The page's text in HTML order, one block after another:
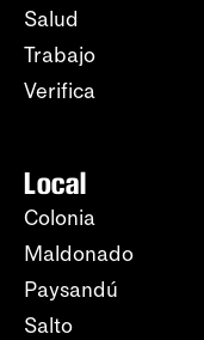
Salud
Trabajo
Verifica
Local
Colonia
Maldonado
Paysandú
Salto